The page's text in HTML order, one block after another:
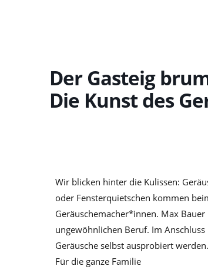
Der Gasteig
Die Kunst des
Wir blicken hinter die Kulissen:
oder Fensterquietschen kommen
Geräuschemacher*innen. Max
ungewöhnlichen Beruf. Im
Geräusche selbst ausprobiert werden.
Für die ganze Familie